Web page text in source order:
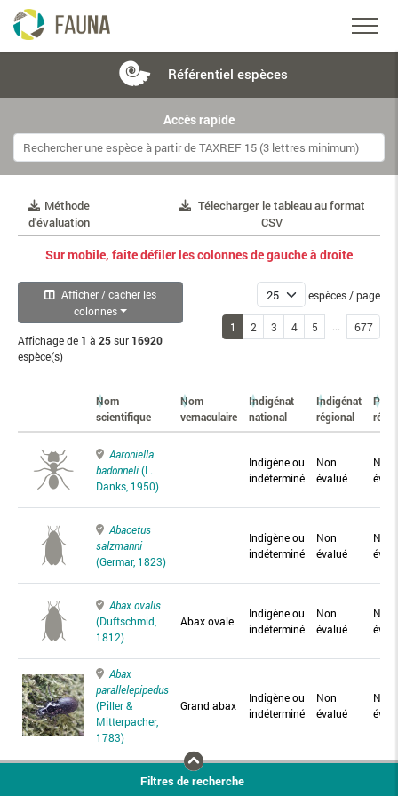
Référentiel espèces
Accès rapide
Méthode
d'évaluation
Télecharger le tableau au format
CSV
Sur mobile, faite défiler les colonnes de gauche à droite
Afficher / cacher les
colonnes
Affichage de 1 à 25sur 16920
espèce(s)
espèces / page
1 2 3 4 5 ... 677
Nom
scientifique
Nom
vernaculaire
Indigénat
national
Indigénat
régional
Aaroniella
badonneli(L.
Danks, 1950)
Indigène ou
indéterminé
Non
évalué
Non
Abacetus
salzmanni
(Germar, 1823)
Indigène ou
indéterminé
Non
évalué
Non
Abax ovalis
(Duftschmid,
1812)
Abax ovale
Indigène ou
indéterminé
Non
évalué
Non
Abax
parallelepipedus
(Piller &
Mitterpacher,
1783)
Grand abax
Indigène ou
indéterminé
Non
évalué
Non
Abax
Abax
Filtres de recherche